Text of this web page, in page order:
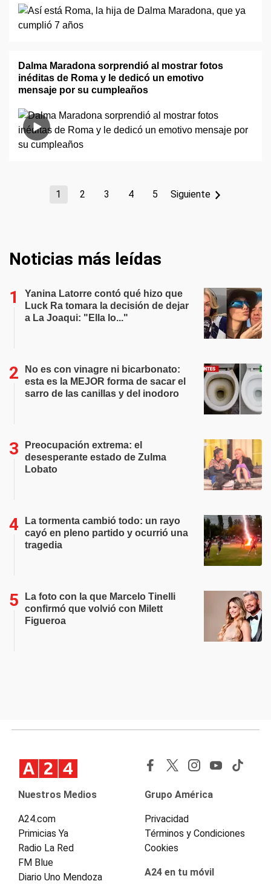
Dalma Maradona sorprendió al mostrar fotos
inéditas de Roma y le dedicó un emotivo
mensaje por su cumpleaños
1 2 3 4 5 Siguiente
Noticias más leídas
Yanina Latorre contó qué hizo que
Luck Ra tomara la decisión de dejar
a La Joaqui: "Ella lo..."
No es con vinagre ni bicarbonato:
esta es la MEJOR forma de sacar el
sarro de las canillas y del inodoro
Preocupación extrema: el
desesperante estado de Zulma
Lobato
La tormenta cambió todo: un rayo
cayó en pleno partido y ocurrió una
tragedia
La foto con la que Marcelo Tinelli
confirmó que volvió con Milett
Figueroa
Nuestros Medios
A24.com
Primicias Ya
Radio La Red
FM Blue
Diario Uno Mendoza
Grupo América
Privacidad
Términos y Condiciones
Cookies
A24 en tu móvil